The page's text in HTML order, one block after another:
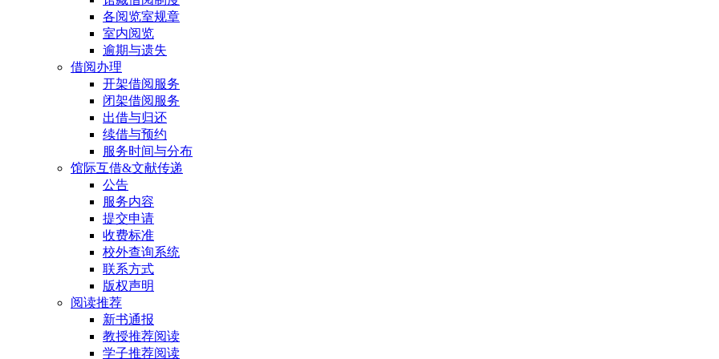
各阅览室规章
室内阅览
逾期与遗失
借阅办理
开架借阅服务
闭架借阅服务
出借与归还
续借与预约
服务时间与分布
馆际互借&文献传递
公告
服务内容
提交申请
收费标准
校外查询系统
联系方式
版权声明
阅读推荐
新书通报
教授推荐阅读
学子推荐阅读